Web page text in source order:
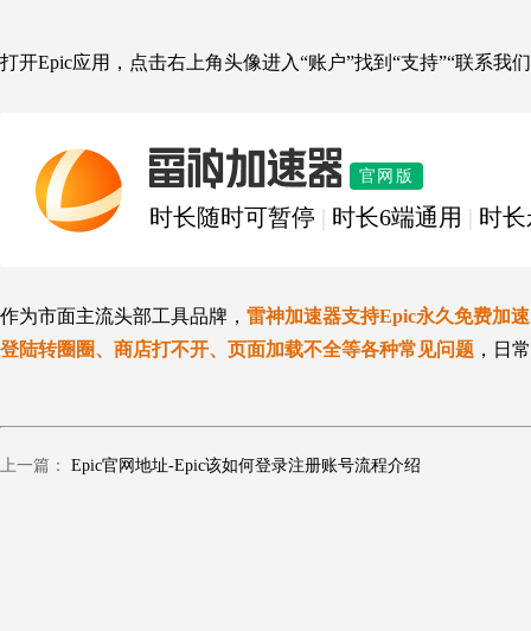
打开Epic应用，点击右上角头像进入“账户”找到 “支持”“联系我
雷神加速器 官网版
时长随时可暂停 时长6端通用 时
作为市面主流头部工具品牌， 雷神加速器支持Epic永久免费加
登陆转圈圈、商店打不开、页面加载不全等各种常见问题 ，日
上一篇： Epic官网地址-Epic该如何登录注册账号流程介绍